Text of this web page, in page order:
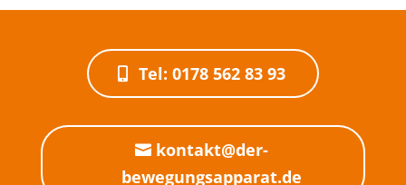
Tel: 0178 562 83 93
kontakt@der-
bewegungsapparat.de